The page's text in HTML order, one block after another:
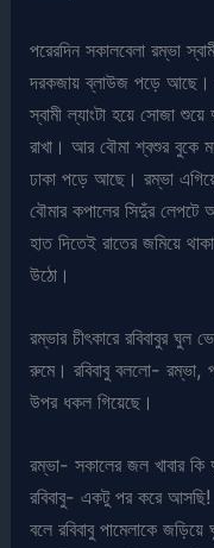
পরেরদিন সকালবেলা রম্ভা
দরকজায় ব্লাউজ পড়ে আছে।
স্বামী ল্যাংটা হয়ে সোজা
রাখা। আর বৌমা শ্বশুর বুকে
ঢাকা পড়ে আছে। রম্ভা এগিয়ে
বৌমার কপালের সিদুঁর
হাত দিতেই রাতের জমিয়ে
উঠো।
রম্ভার চীৎকারে রবিবাবুর ঘুল
রুমে। রবিবাবু বললো- রম্ভা,
উপর ধকল গিয়েছে।
রম্ভা- সকালের জল খাবার কি
রবিবাবু- একটু পর করে আসছি!
বলে রবিবাবু পামেলাকে